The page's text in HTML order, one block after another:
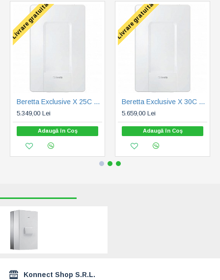
Livrare gratuita
Beretta Exclusive X 25C (20187794)
5.349,00 Lei
Adaugă în Coş
Livrare gratuita
Beretta Exclusive X 30C (20187795)
5.659,00 Lei
Adaugă în Coş
Konnect Shop S.R.L.